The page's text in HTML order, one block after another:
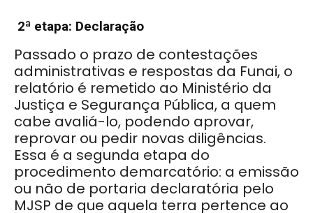
2ª etapa: Declaração
Passado o prazo de contestações
administrativas e respostas da Funai, o
relatório é remetido ao Ministério da
Justiça e Segurança Pública, a quem
cabe avaliá-lo, podendo aprovar,
reprovar ou pedir novas diligências.
Essa é a segunda etapa do
procedimento demarcatório: a emissão
ou não de portaria declaratória pelo
MJSP de que aquela terra pertence ao